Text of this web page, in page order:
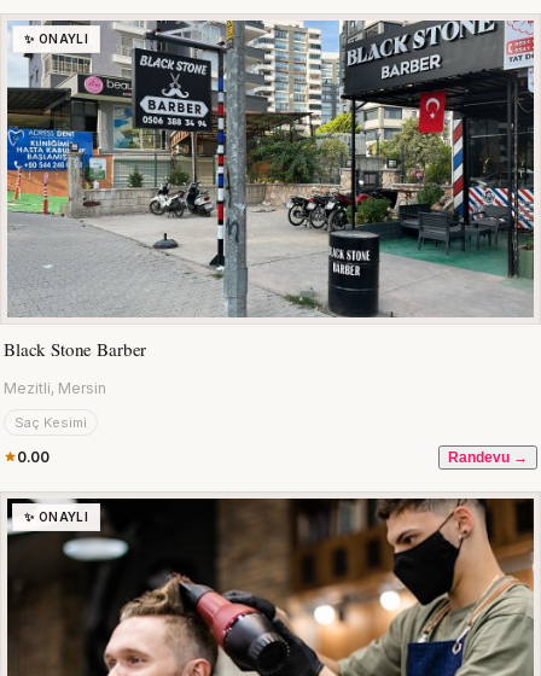
✨ ONAYLI
Black Stone Barber
Mezitli, Mersin
Saç Kesimi
0.00 Randevu →
✨ ONAYLI